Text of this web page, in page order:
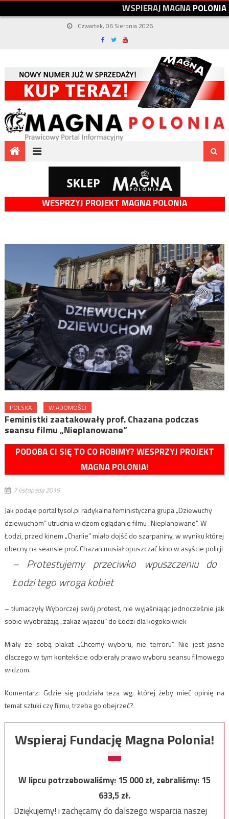
WSPIERAJMAGNAPOLONIA
Czwartek, 06 Sierpnia 2026
WESPRZYJ PROJEKT MAGNA POLONIA
POLSKA WIADOMOŚCI
Feministki zaatakowały prof. Chazana podczas
seansu filmu „Nieplanowane”
PODOBA CI SIĘ TO CO ROBIMY? WESPRZYJ PROJEKT
MAGNA POLONIA!
7 listopada 2019
Jak podaje portal tysol.pl radykalna feministyczna grupa „Dziewuchy
dziewuchom” utrudnia widzom oglądanie filmu „Nieplanowane”. W
Łodzi, przed kinem „Charlie” miało dojść do szarpaniny, w wyniku której
obecny na seansie prof. Chazan musiał opuszczać kino w asyście policji
– Protestujemy przeciwko wpuszczeniu do
Łodzi tego wroga kobiet
– tłumaczyły Wyborczej swój protest, nie wyjaśniając jednocześnie jak
sobie wyobrażają „zakaz wjazdu” do Łodzi dla kogokolwiek
Miały ze sobą plakat „Chcemy wyboru, nie terroru”. Nie jest jasne
dlaczego w tym kontekście odbierały prawo wyboru seansu filmowego
widzom.
Komentarz: Gdzie się podziała teza wg. której żeby mieć opinię na
temat sztuki czy filmu, trzeba go obejrzeć?
Wspieraj Fundację Magna Polonia!
W lipcu potrzebowaliśmy:15 000zł, zebraliśmy:15
633,5zł.
Dziękujemy! i zachęcamy do dalszego wsparcia naszej